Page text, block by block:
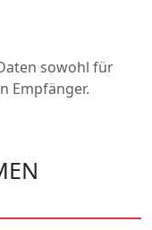
sowohl für
Empfänger.